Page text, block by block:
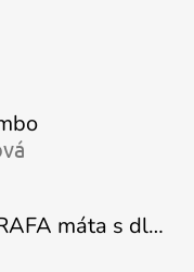
Kojenecké body ŽIRAFA máta s dlouhým rukávem